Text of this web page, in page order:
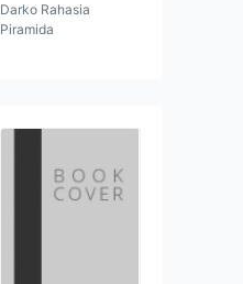
Darko Rahasia
Piramida